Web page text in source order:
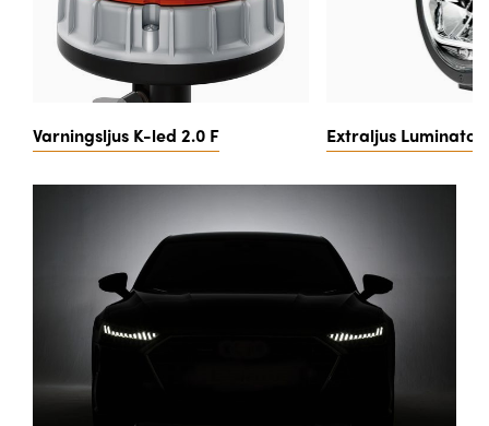
Varningsljus K-led 2.0 F Extraljus Luminator